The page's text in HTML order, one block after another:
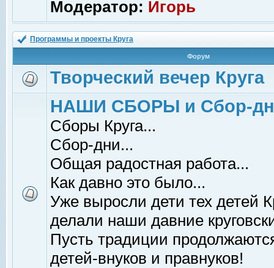
Модератор: Игорь
Программы и проекты Круга
Форум
Творческий вечер Круга
НАШИ СБОРЫ и Сбор-
Сборы Круга...
Сбор-дни...
Общая радостная работа...
Как давно это было...
Уже выросли дети тех детей
делали наши давние
Пусть традиции
детей-внуков и правнуков!